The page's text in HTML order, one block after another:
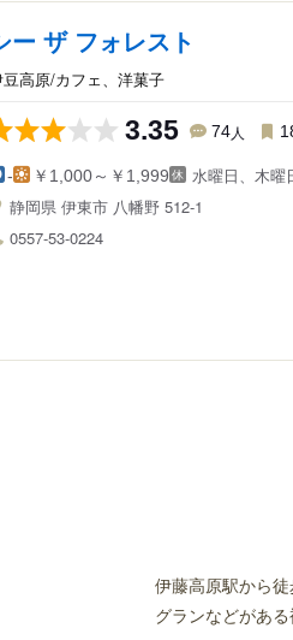
ー ザ フォレスト
高原/カフェ、洋菓子
3.35 74人
- ￥1,000～￥1,999
水曜日、木曜
静岡県 伊東市 八幡野 512-1
0557-53-0224
伊藤高原駅から
グランなどがあ